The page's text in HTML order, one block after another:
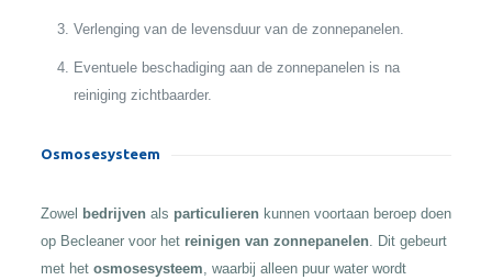
Verlenging van de levensduur van de zonnepanelen.
Eventuele beschadiging aan de zonnepanelen is na
reiniging zichtbaarder.
Osmosesysteem
Zowel bedrijven als particulieren kunnen voortaan beroep doen
op Becleaner voor het reinigen van zonnepanelen. Dit gebeurt
met het osmosesysteem, waarbij alleen puur water wordt